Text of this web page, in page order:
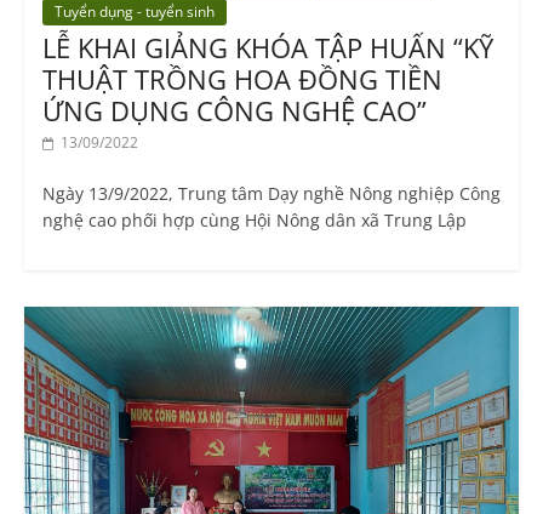
Tuyển dụng - tuyển sinh
LỄ KHAI GIẢNG KHÓA TẬP HUẤN “KỸ
THUẬT TRỒNG HOA ĐỒNG TIỀN
ỨNG DỤNG CÔNG NGHỆ CAO”
13/09/2022
Ngày 13/9/2022, Trung tâm Dạy nghề Nông nghiệp Công
nghệ cao phối hợp cùng Hội Nông dân xã Trung Lập